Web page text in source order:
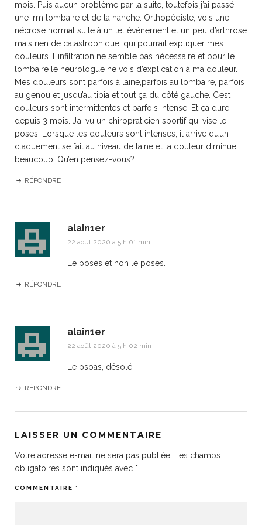
mois. Puis aucun problème par la suite, toutefois j’ai passé
une irm lombaire et de la hanche. Orthopédiste, vois une
nécrose normal suite à un tel événement et un peu d’arthrose
mais rien de catastrophique, qui pourrait expliquer mes
douleurs. L’infiltration ne semble pas nécessaire et pour le
lombaire le neurologue ne vois d’explication à ma douleur.
Mes douleurs sont parfois à laine,parfois au lombaire, parfois
au genou et jusqu’au tibia et tout ça du côté gauche. C’est
douleurs sont intermittentes et parfois intense. Et ça dure
depuis 3 mois. J’ai vu un chiropraticien sportif qui vise le
poses. Lorsque les douleurs sont intenses, il arrive qu’un
claquement se fait au niveau de laine et la douleur diminue
beaucoup. Qu’en pensez-vous?
RÉPONDRE
alain1er
22 août 2020 à 5 h 01 min
Le poses et non le poses.
RÉPONDRE
alain1er
22 août 2020 à 5 h 02 min
Le psoas, désolé!
RÉPONDRE
LAISSER UN COMMENTAIRE
Votre adresse e-mail ne sera pas publiée.
Les champs
obligatoires sont indiqués avec *
COMMENTAIRE *